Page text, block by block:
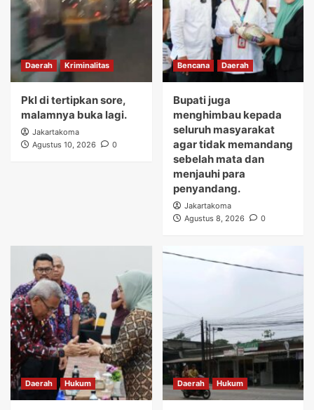
Daerah Kriminalitas
Pkl di tertipkan sore,
malamnya buka lagi.
Jakartakoma
Agustus 10, 2026
0
Bencana Daerah
Bupati juga
menghimbau kepada
seluruh masyarakat
agar tidak memandang
sebelah mata dan
menjauhi para
penyandang.
Jakartakoma
Agustus 8, 2026
0
Daerah Hukum Daerah Hukum